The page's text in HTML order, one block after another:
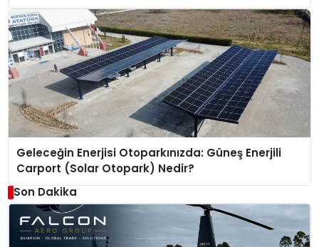
Geleceğin Enerjisi Otoparkınızda: Güneş Enerjili
Carport (Solar Otopark) Nedir?
Son Dakika